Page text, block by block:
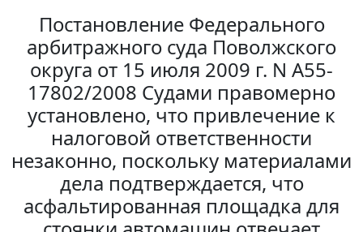
Постановление Федерального
арбитражного суда Поволжского
округа от 15 июля 2009 г. N А55-
17802/2008 Судами правомерно
установлено, что привлечение к
налоговой ответственности
незаконно, поскольку материалами
дела подтверждается, что
асфальтированная площадка для